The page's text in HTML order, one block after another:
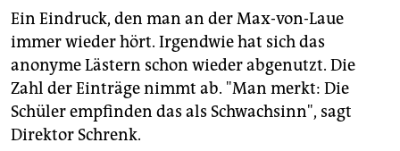
Ein Eindruck, den man an der Max-von-Laue
immer wieder hört. Irgendwie hat sich das
anonyme Lästern schon wieder abgenutzt. Die
Zahl der Einträge nimmt ab. "Man merkt: Die
Schüler empfinden das als Schwachsinn", sagt
Direktor Schrenk.